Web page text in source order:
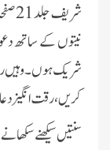
نیتوں کے ساتھ
شریک ہوں۔ وہیں
کریں، رقت انگیز
سنتیں سیکھنے